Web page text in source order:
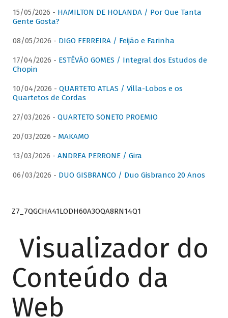
15/05/2026 - HAMILTON DE HOLANDA / Por Que Tanta
Gente Gosta?
08/05/2026 - DIGO FERREIRA / Feijão e Farinha
17/04/2026 - ESTÊVÃO GOMES / Integral dos Estudos de
Chopin
10/04/2026 - QUARTETO ATLAS / Villa-Lobos e os
Quartetos de Cordas
27/03/2026 - QUARTETO SONETO PROEMIO
20/03/2026 - MAKAMO
13/03/2026 - ANDREA PERRONE / Gira
06/03/2026 - DUO GISBRANCO / Duo Gisbranco 20 Anos
Z7_7QGCHA41LODH60A3OQA8RN14Q1
Visualizador do
Conteúdo da
Web